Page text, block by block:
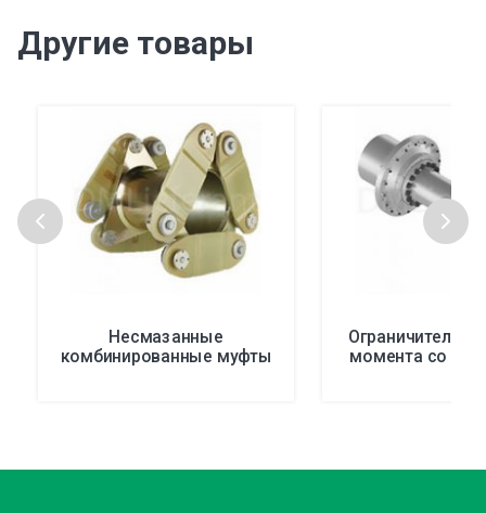
Другие товары
Несмазанные
комбинированные муфты
Ограничители
момента со